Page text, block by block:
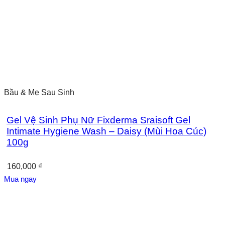
Bầu & Mẹ Sau Sinh
Gel Vệ Sinh Phụ Nữ Fixderma Sraisoft Gel
Intimate Hygiene Wash – Daisy (Mùi Hoa Cúc)
100g
160,000 ₫